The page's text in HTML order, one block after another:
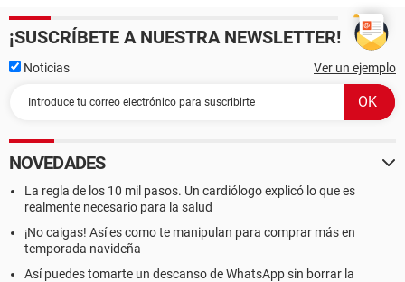
¡SUSCRÍBETE A NUESTRA NEWSLETTER!
Noticias Ver un ejemplo
NOVEDADES
La regla de los 10 mil pasos. Un cardiólogo explicó lo que es
realmente necesario para la salud
¡No caigas! Así es como te manipulan para comprar más en
temporada navideña
Así puedes tomarte un descanso de WhatsApp sin borrar la